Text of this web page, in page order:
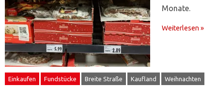
Monate.
Weiterlesen »
Einkaufen Fundstücke Breite Straße Kaufland Weihnachten